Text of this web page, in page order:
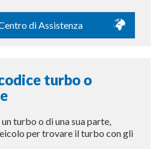
di Assistenza
turbo o
turbo o di una sua parte,
per trovare il turbo con gli